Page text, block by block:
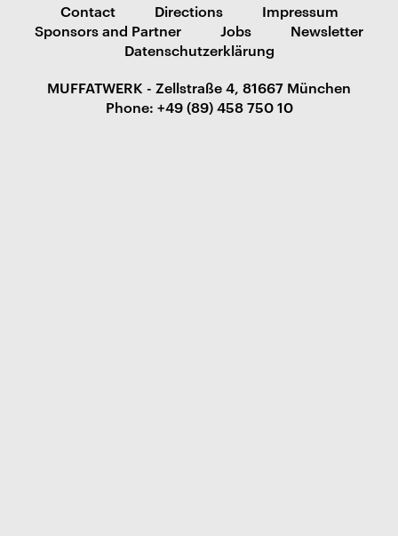
Contact Directions
Impressum
Sponsors and Partner
Jobs
Newsletter
Datenschutzerklärung
MUFFATWERK - Zellstraße 4, 81667 München
Phone: +49 (89) 458 750 10